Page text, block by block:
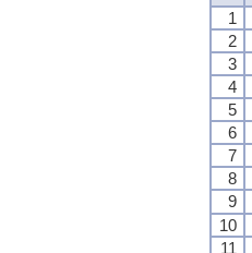
1
2
3
4
5
6
7
8
9
10
11